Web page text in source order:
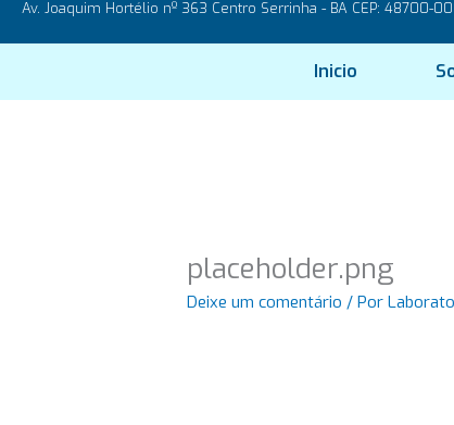
para
Av. Joaquim Hortélio nº 363 Centro Serrinha - BA CEP: 48700-
Inicio
placeholder.png
Deixe um comentário / Por